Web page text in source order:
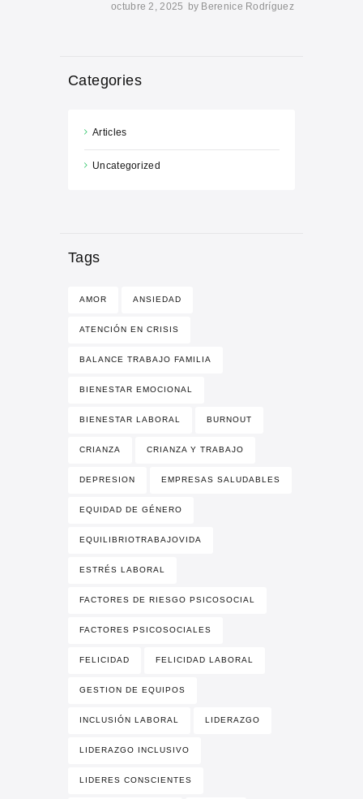
octubre 2, 2025 by Berenice Rodríguez
Categories
Articles
Uncategorized
Tags
AMOR ANSIEDAD
ATENCIÓN EN CRISIS
BALANCE TRABAJO FAMILIA
BIENESTAR EMOCIONAL
BIENESTAR LABORAL BURNOUT
CRIANZA CRIANZA Y TRABAJO
DEPRESION EMPRESAS SALUDABLES
EQUIDAD DE GÉNERO
EQUILIBRIOTRABAJOVIDA
ESTRÉS LABORAL
FACTORES DE RIESGO PSICOSOCIAL
FACTORES PSICOSOCIALES
FELICIDAD FELICIDAD LABORAL
GESTION DE EQUIPOS
INCLUSIÓN LABORAL LIDERAZGO
LIDERAZGO INCLUSIVO
LIDERES CONSCIENTES